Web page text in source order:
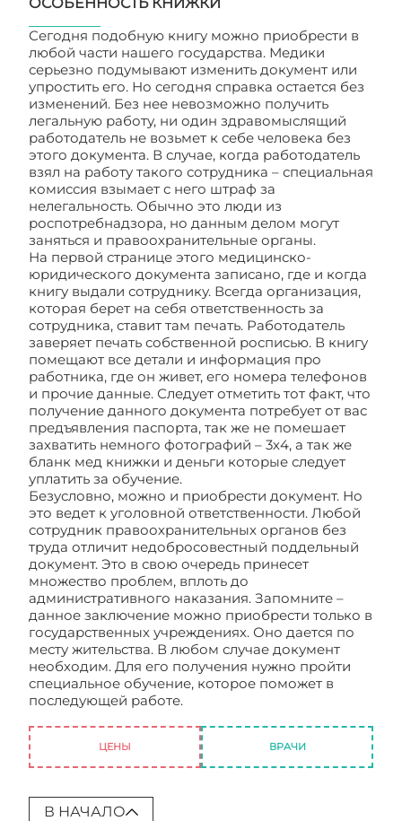
Сегодня подобную книгу можно приобрести в
любой части нашего государства. Медики
серьезно подумывают изменить документ или
упростить его. Но сегодня справка остается без
изменений. Без нее невозможно получить
легальную работу, ни один здравомыслящий
работодатель не возьмет к себе человека без
этого документа. В случае, когда работодатель
взял на работу такого сотрудника – специальная
комиссия взымает с него штраф за
нелегальность. Обычно это люди из
роспотребнадзора, но данным делом могут
заняться и правоохранительные органы.
На первой странице этого медицинско-
юридического документа записано, где и когда
книгу выдали сотруднику. Всегда организация,
которая берет на себя ответственность за
сотрудника, ставит там печать. Работодатель
заверяет печать собственной росписью. В книгу
помещают все детали и информация про
работника, где он живет, его номера телефонов
и прочие данные. Следует отметить тот факт, что
получение данного документа потребует от вас
предъявления паспорта, так же не помешает
захватить немного фотографий – 3х4, а так же
бланк мед книжки и деньги которые следует
уплатить за обучение.
Безусловно, можно и приобрести документ. Но
это ведет к уголовной ответственности. Любой
сотрудник правоохранительных органов без
труда отличит недобросовестный поддельный
документ. Это в свою очередь принесет
множество проблем, вплоть до
административного наказания. Запомните –
данное заключение можно приобрести только в
государственных учреждениях. Оно дается по
месту жительства. В любом случае документ
необходим. Для его получения нужно пройти
специальное обучение, которое поможет в
последующей работе.
ЦЕНЫ ВРАЧИ
В НАЧАЛО